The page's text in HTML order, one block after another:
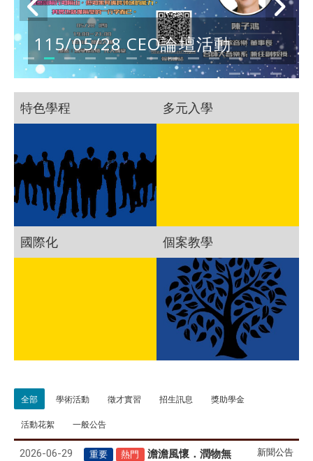
115/05/28 CEO論壇活動
特色學程 多元入學
國際化 個案教學
全部 學術活動 徵才實習 招生訊息 獎助學金
活動花絮 一般公告
2026-06-29 重要 熱門
澹澹風懷．潤物無
新聞公告